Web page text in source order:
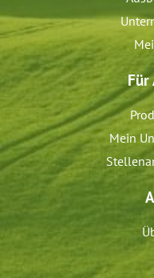
Für
Mein